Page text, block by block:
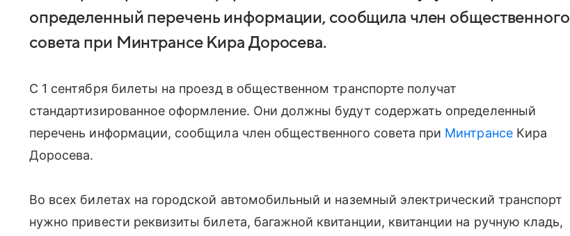
определенный перечень информации, сообщила член общественного
совета при Минтрансе Кира Доросева.
С 1 сентября билеты на проезд в общественном транспорте получат
стандартизированное оформление. Они должны будут содержать определенный
перечень информации, сообщила член общественного совета при МинтрансеКира
Доросева.
Во всех билетах на городской автомобильный и наземный электрический транспорт
нужно привести реквизиты билета, багажной квитанции, квитанции на ручную кладь,